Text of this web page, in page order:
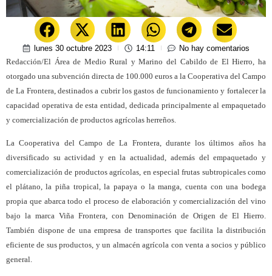
lunes 30 octubre 2023 14:11
No hay comentarios
Redacción/El Área de Medio Rural y Marino del Cabildo de El Hierro, ha
otorgado una subvención directa de 100.000 euros a la Cooperativa del Campo
de La Frontera, destinados a cubrir los gastos de funcionamiento y fortalecer la
capacidad operativa de esta entidad, dedicada principalmente al empaquetado
y comercialización de productos agrícolas herreños.
La Cooperativa del Campo de La Frontera, durante los últimos años ha
diversificado su actividad y en la actualidad, además del empaquetado y
comercialización de productos agrícolas, en especial frutas subtropicales como
el plátano, la piña tropical, la papaya o la manga, cuenta con una bodega
propia que abarca todo el proceso de elaboración y comercialización del vino
bajo la marca Viña Frontera, con Denominación de Origen de El Hierro.
También dispone de una empresa de transportes que facilita la distribución
eficiente de sus productos, y un almacén agrícola con venta a socios y público
general.